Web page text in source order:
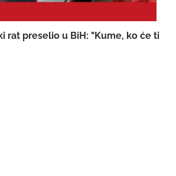
rat preselio u BiH: "Kume, ko će ti